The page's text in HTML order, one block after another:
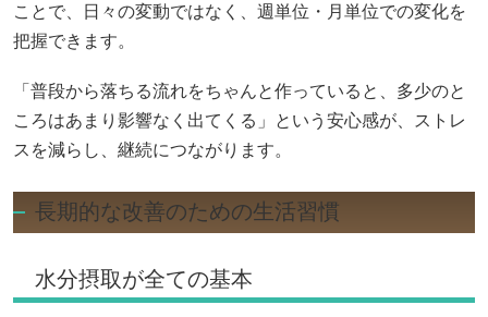
ことで、日々の変動ではなく、週単位・月単位での変化を
把握できます。
「普段から落ちる流れをちゃんと作っていると、多少のと
ころはあまり影響なく出てくる」という安心感が、ストレ
スを減らし、継続につながります。
長期的な改善のための生活習慣
水分摂取が全ての基本